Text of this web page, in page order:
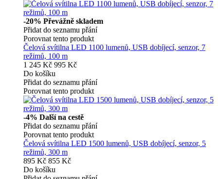
-20% Převážně skladem
Přidat do seznamu přání
Porovnat tento produkt
Čelová svítilna LED 1100 lumenů, USB dobíjecí, senzor, 7
režimů, 100 m
1 245 Kč 995 Kč
Do košíku
Přidat do seznamu přání
Porovnat tento produkt
-4% Další na cestě
Přidat do seznamu přání
Porovnat tento produkt
Čelová svítilna LED 1500 lumenů, USB dobíjecí, senzor, 5
režimů, 300 m
895 Kč 855 Kč
Do košíku